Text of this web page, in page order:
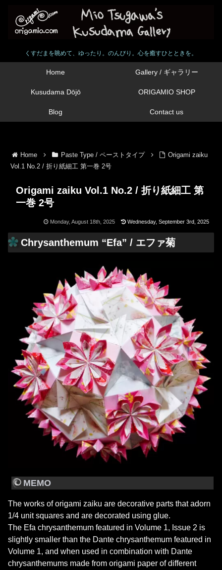
くすだまを眺めて、ゆったり。のんびり。心を癒すひとときを。
Home Gallery / ギャラリー
Kusudama Dōjō ORIGAMIO SHOP
Blog Contact us
Home Paste Type / ペーストタイプ
Origami zaiku
Vol.1 No.2 / 折り紙細工 第一巻 2号
Origami zaiku Vol.1 No.2 / 折り紙細工 第
一巻 2号
Monday, August 18th, 2025 Wednesday, September 3rd, 2025
Chrysanthemum “Efa” / エファ菊
MEMO
The works of origami zaiku are decorative parts that adorn
1/4 unit squares and are decorated using glue.
The Efa chrysanthemum featured in Volume 1, Issue 2 is
slightly smaller than the Dante chrysanthemum featured in
Volume 1, and when used in combination with Dante
chrysanthemums made from origami paper of different